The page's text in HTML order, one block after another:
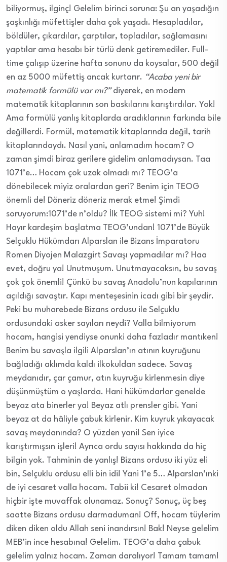
biliyormuş, ilginç! Gelelim birinci soruna: Şu an yaşadığın
şaşkınlığı müfettişler daha çok yaşadı. Hesapladılar,
böldüler, çıkardılar, çarptılar, topladılar, sağlamasını
yaptılar ama hesabı bir türlü denk getiremediler. Full-
time çalışıp üzerine hafta sonunu da koysalar, 500 değil
en az 5000 müfettiş ancak kurtarır. “Acaba yeni bir
matematik formülü var mı?”diyerek, en modern
matematik kitaplarının son baskılarını karıştırdılar. Yok!
Ama formülü yanlış kitaplarda aradıklarının farkında bile
değillerdi. Formül, matematik kitaplarında değil, tarih
kitaplarındaydı. Nasıl yani, anlamadım hocam? O
zaman şimdi biraz gerilere gidelim anlamadıysan. Taa
1071’e… Hocam çok uzak olmadı mı? TEOG’a
dönebilecek miyiz oralardan geri? Benim için TEOG
önemli de! Döneriz döneriz merak etme! Şimdi
soruyorum:1071’de n’oldu? İlk TEOG sistemi mi? Yuh!
Hayır kardeşim başlatma TEOG’undan! 1071’de Büyük
Selçuklu Hükümdarı Alparslan ile Bizans İmparatoru
Romen Diyojen Malazgirt Savaşı yapmadılar mı? Haa
evet, doğru ya! Unutmuşum. Unutmayacaksın, bu savaş
çok çok önemli! Çünkü bu savaş Anadolu’nun kapılarının
açıldığı savaştır. Kapı menteşesinin icadı gibi bir şeydir.
Peki bu muharebede Bizans ordusu ile Selçuklu
ordusundaki asker sayıları neydi? Valla bilmiyorum
hocam, hangisi yendiyse onunki daha fazladır mantıken!
Benim bu savaşla ilgili Alparslan’ın atının kuyruğunu
bağladığı aklımda kaldı ilkokuldan sadece. Savaş
meydanıdır, çar çamur, atın kuyruğu kirlenmesin diye
düşünmüştüm o yaşlarda. Hani hükümdarlar genelde
beyaz ata binerler ya! Beyaz atlı prensler gibi. Yani
beyaz at da hâliyle çabuk kirlenir. Kim kuyruk yıkayacak
savaş meydanında? O yüzden yani! Sen iyice
karıştırmışsın işleri! Ayrıca ordu sayısı hakkında da hiç
bilgin yok. Tahminin de yanlış! Bizans ordusu iki yüz eli
bin, Selçuklu ordusu elli bin idi! Yani 1’e 5… Alparslan’ınki
de iyi cesaret valla hocam. Tabii ki! Cesaret olmadan
hiçbir işte muvaffak olunamaz. Sonuç? Sonuç, üç beş
saatte Bizans ordusu darmaduman! Off, hocam tüylerim
diken diken oldu Allah seni inandırsın! Bak! Neyse gelelim
MEB’in ince hesabına! Gelelim. TEOG’a daha çabuk
gelelim yalnız hocam. Zaman daralıyor! Tamam tamam!